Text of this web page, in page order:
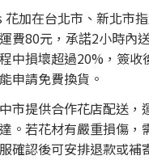
加在台北市、新北市
費80元，承諾2小時內
中損壞超過20%，簽收
申請免費換貨。
市提供合作花店配送，
。若花材有嚴重損傷，
確認後可安排退款或補